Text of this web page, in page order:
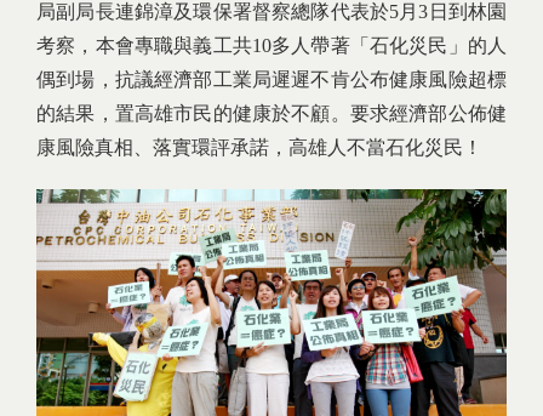
局副局長連錦漳及環保署督察總隊代表於5月3日到林園
考察，本會專職與義工共10多人帶著「石化災民」的人
偶到場，抗議經濟部工業局遲遲不肯公布健康風險超標
的結果，置高雄市民的健康於不顧。要求經濟部公佈健
康風險真相、落實環評承諾，高雄人不當石化災民！